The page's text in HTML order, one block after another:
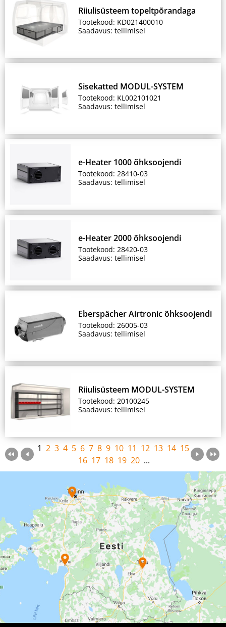
Riiulisüsteem topeltpõrandaga
Tootekood: KD021400010
Saadavus: tellimisel
Sisekatted MODUL-SYSTEM
Tootekood: KL002101021
Saadavus: tellimisel
e-Heater 1000 õhksoojendi
Tootekood: 28410-03
Saadavus: tellimisel
e-Heater 2000 õhksoojendi
Tootekood: 28420-03
Saadavus: tellimisel
Eberspächer Airtronic õhksoojendi
Tootekood: 26005-03
Saadavus: tellimisel
Riiulisüsteem MODUL-SYSTEM
Tootekood: 20100245
Saadavus: tellimisel
1 2 3 4 5 6 7 8 9 10 11 12 13 14 15
16 17 18 19 20 ...